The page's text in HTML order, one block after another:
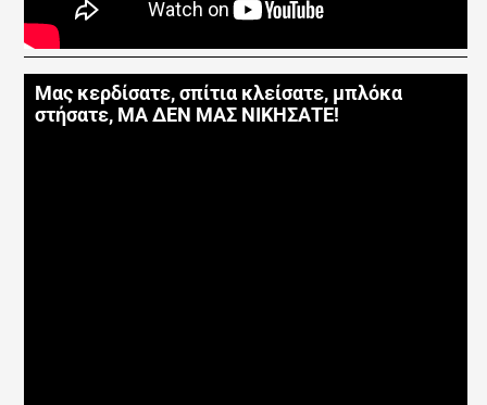
Μας κερδίσατε, σπίτια κλείσατε, μπλόκα
στήσατε, ΜΑ ΔΕΝ ΜΑΣ ΝΙΚΗΣΑΤΕ!